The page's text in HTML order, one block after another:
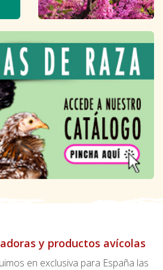
y productos avícolas
en exclusiva para España las